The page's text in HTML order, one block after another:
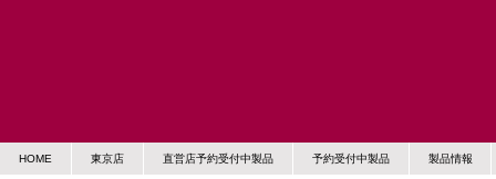
HOME 東京店 直営店予約受付中製品 予約受付中製品 製品情報